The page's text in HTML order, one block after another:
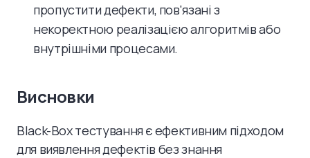
пропустити дефекти, пов'язані з
некоректною реалізацією алгоритмів або
внутрішніми процесами.
Висновки
Black-Box тестування є ефективним підходом
для виявлення дефектів без знання